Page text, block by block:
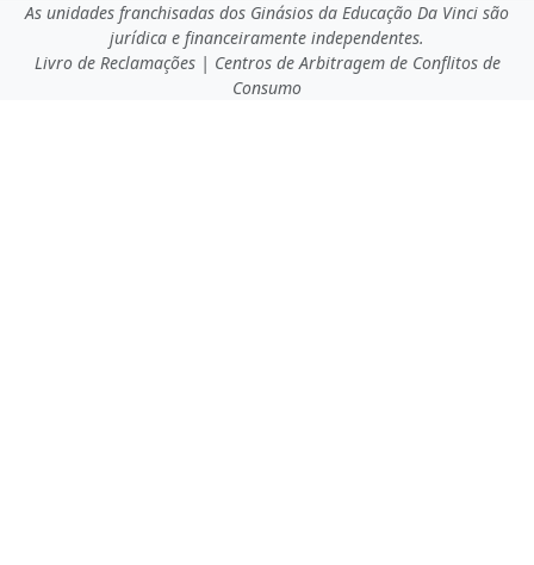
As unidades franchisadas dos Ginásios da Educação Da Vinci são
jurídica e financeiramente independentes.
Livro de Reclamações| Centros de Arbitragem de Conflitos de
Consumo